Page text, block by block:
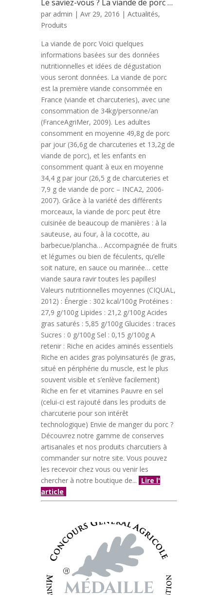
Le saviez-vous ? La viande de porc …
par admin | Avr 29, 2016 | Actualités,
Produits
La viande de porc Voici quelques
informations basées sur des données
nutritionnelles et idées de dégustation
vous seront données. La viande de porc
est la première viande consommée en
France (viande et charcuteries), avec une
consommation de 34kg/personne/an
(FranceAgriMer, 2009). Les adultes
consomment en moyenne 49,8g de porc
par jour (36,6g de charcuteries et 13,2g de
viande de porc), et les enfants en
consomment quant à eux en moyenne
34,4 g par jour (26,5 g de charcuteries et
7,9 g de viande de porc – INCA2, 2006-
2007). Grâce à la variété des différents
morceaux, la viande de porc peut être
cuisinée de beaucoup de manières : à la
sauteuse, au four, à la cocotte, au
barbecue/plancha… Accompagnée de fruits
et légumes ou bien de féculents, qu’elle
soit nature, en sauce ou marinée… cette
viande saura ravir toutes les papilles!
Valeurs nutritionnelles moyennes (CIQUAL,
2012) : Énergie : 302 kcal/100g Protéines :
27,9 g/100g Lipides : 21,2 g/100g Acides
gras saturés : 5,85 g/100g Glucides : traces
Sucres : 0 g/100g Sel : 0,15 g/100g A
retenir : Riche en acides aminés essentiels
Riche en acides gras polyinsaturés (le gras,
situé en périphérie du muscle, est le plus
souvent visible et s’enlève facilement)
Riche en fer et vitamines Pauvre en sel
(celui-ci est rajouté dans les produits de
charcuterie pour son intérêt
technologique) Envie de manger du porc ?
Découvrez notre gamme de conserves
artisanales et nos produits charcutiers à
commander sur notre site. Vous pouvez
les recevoir chez vous ou venir les
chercher à notre boutique de... Lire l'
article